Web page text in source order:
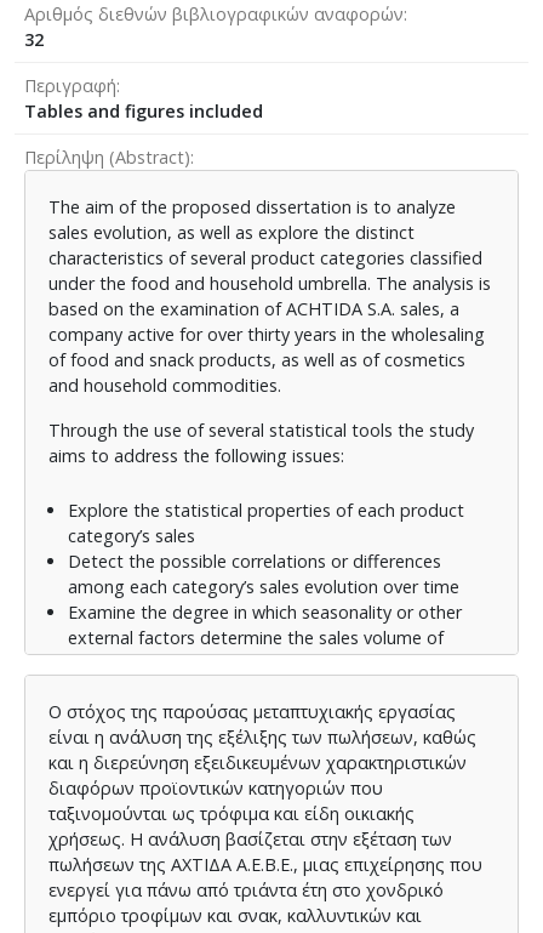
Αριθμός διεθνών βιβλιογραφικών αναφορών
32
Περιγραφή
Tables and figures included
Περίληψη (Abstract)
The aim of the proposed dissertation is to analyze
sales evolution, as well as explore the distinct
characteristics of several product categories classified
under the food and household umbrella. The analysis is
based on the examination of ACHTIDA S.A. sales, a
company active for over thirty years in the wholesaling
of food and snack products, as well as of cosmetics
and household commodities.
Through the use of several statistical tools the study
aims to address the following issues:
Explore the statistical properties of each product
category’s sales
Detect the possible correlations or differences
among each category’s sales evolution over time
Examine the degree in which seasonality or other
external factors determine the sales volume of
each category
well as the reaction of retailers and final
customers to major incidents throughout the
pandemic era, such as WHO announcements,
lockdown imposition, EU’s vaccination approval, or
else.
The study is based on timeseries examination and
regression analysis, taking into account the direct
relationship among sales and operational aspects such
Ο στόχος της παρούσας μεταπτυχιακής εργασίας
είναι η ανάλυση της εξέλιξης των πωλήσεων, καθώς
και η διερεύνηση εξειδικευμένων χαρακτηριστικών
διαφόρων προϊοντικών κατηγοριών που
ταξινομούνται ως τρόφιμα και είδη οικιακής
χρήσεως. Η ανάλυση βασίζεται στην εξέταση των
πωλήσεων της ΑΧΤΙΔΑ Α.Ε.Β.Ε., μιας επιχείρησης που
ενεργεί για πάνω από τριάντα έτη στο χονδρικό
εμπόριο τροφίμων και σνακ, καλλυντικών και